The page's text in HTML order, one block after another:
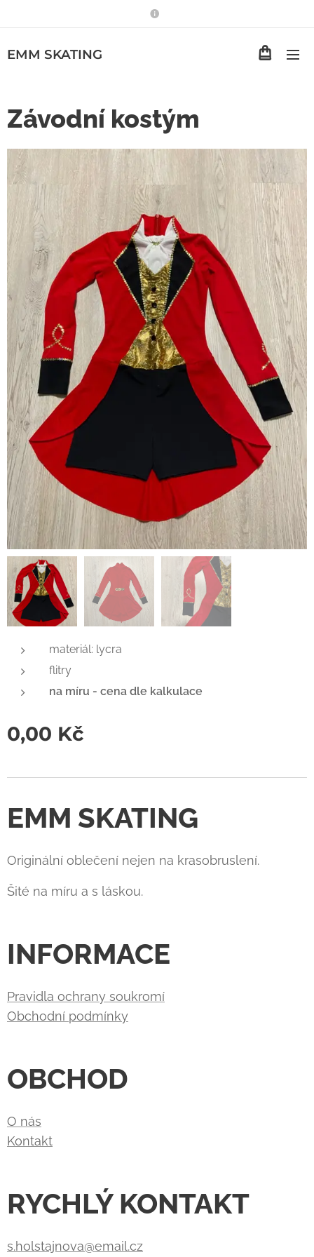
EMM SKATING
Závodní kostým
materiál: lycra
flitry
na míru - cena dle kalkulace
0,00 Kč
EMM SKATING
Originální oblečení nejen na krasobruslení.
Šité na míru a s láskou.
INFORMACE
Pravidla ochrany soukromí
Obchodní podmínky
OBCHOD
O nás
Kontakt
RYCHLÝ KONTAKT
s.holstajnova@email.cz